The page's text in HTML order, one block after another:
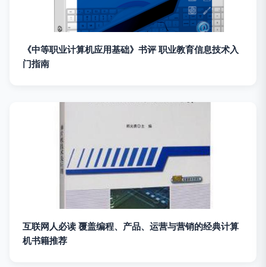
《中等职业计算机应用基础》书评 职业教育信息技术入
门指南
互联网人必读 覆盖编程、产品、运营与营销的经典计算
机书籍推荐